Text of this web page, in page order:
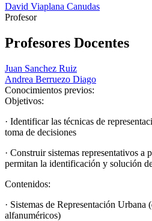
David Viaplana Canudas
Profesor
Profesores Docentes
Juan Sanchez Ruiz
Andrea Berruezo Diago
Conocimientos previos:
Objetivos:
· Identificar las técnicas de
toma de decisiones
· Construir sistemas representativos a
permitan la identificación y solución
Contenidos:
· Sistemas de Representación Urbana
alfanuméricos)